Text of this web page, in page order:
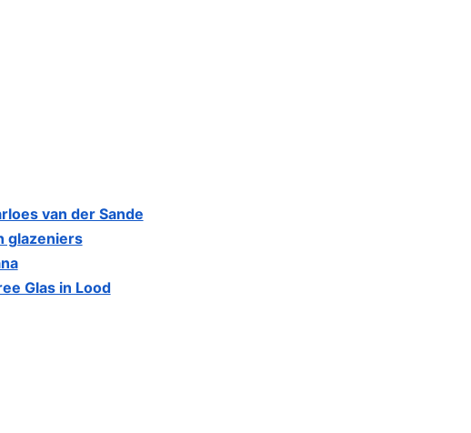
van der Sande
glazeniers
Glas in Lood